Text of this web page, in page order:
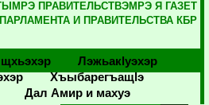
ПРАВИТЕЛЬСТВЭМРЭ Я ГАЗЕТ
ПАРЛАМЕНТА И ПРАВИТЕЛЬСТВА КБР
Лэжьакlуэхэр
Хъыбарегъащlэ
Дал Амир и махуэ